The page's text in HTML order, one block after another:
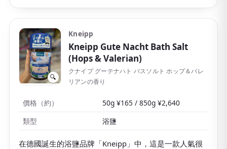
🔍
Kneipp
Kneipp Gute Nacht Bath Salt
(Hops & Valerian)
クナイプ グーテナハト バスソルト ホップ＆バレ
リアンの香り
價格（約）
50g ¥165 / 850g ¥2,640
類型
浴鹽
在德國誕生的浴鹽品牌「Kneipp」中，這是一款人氣很